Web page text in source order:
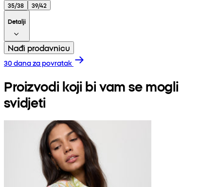
35/38
39/42
Detalji
Nađi prodavnicu
30 dana za povratak
Proizvodi koji bi vam se mogli
svidjeti